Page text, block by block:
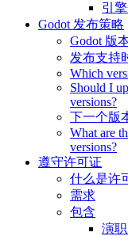
引
Godot 发布策略
Godot 版
发布支持
Which
Should I
versions?
下一个版
What are
versions?
遵守许可证
什么是许
需求
包含
演